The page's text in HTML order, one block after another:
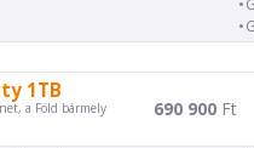
1TB
a Föld bármely
690 900Ft